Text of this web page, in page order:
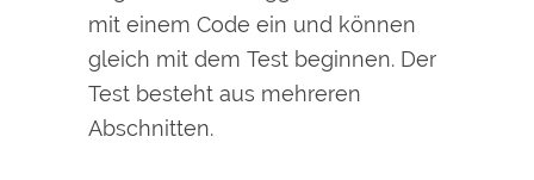
mit einem Code ein und können
gleich mit dem Test beginnen. Der
Test besteht aus mehreren
Abschnitten.